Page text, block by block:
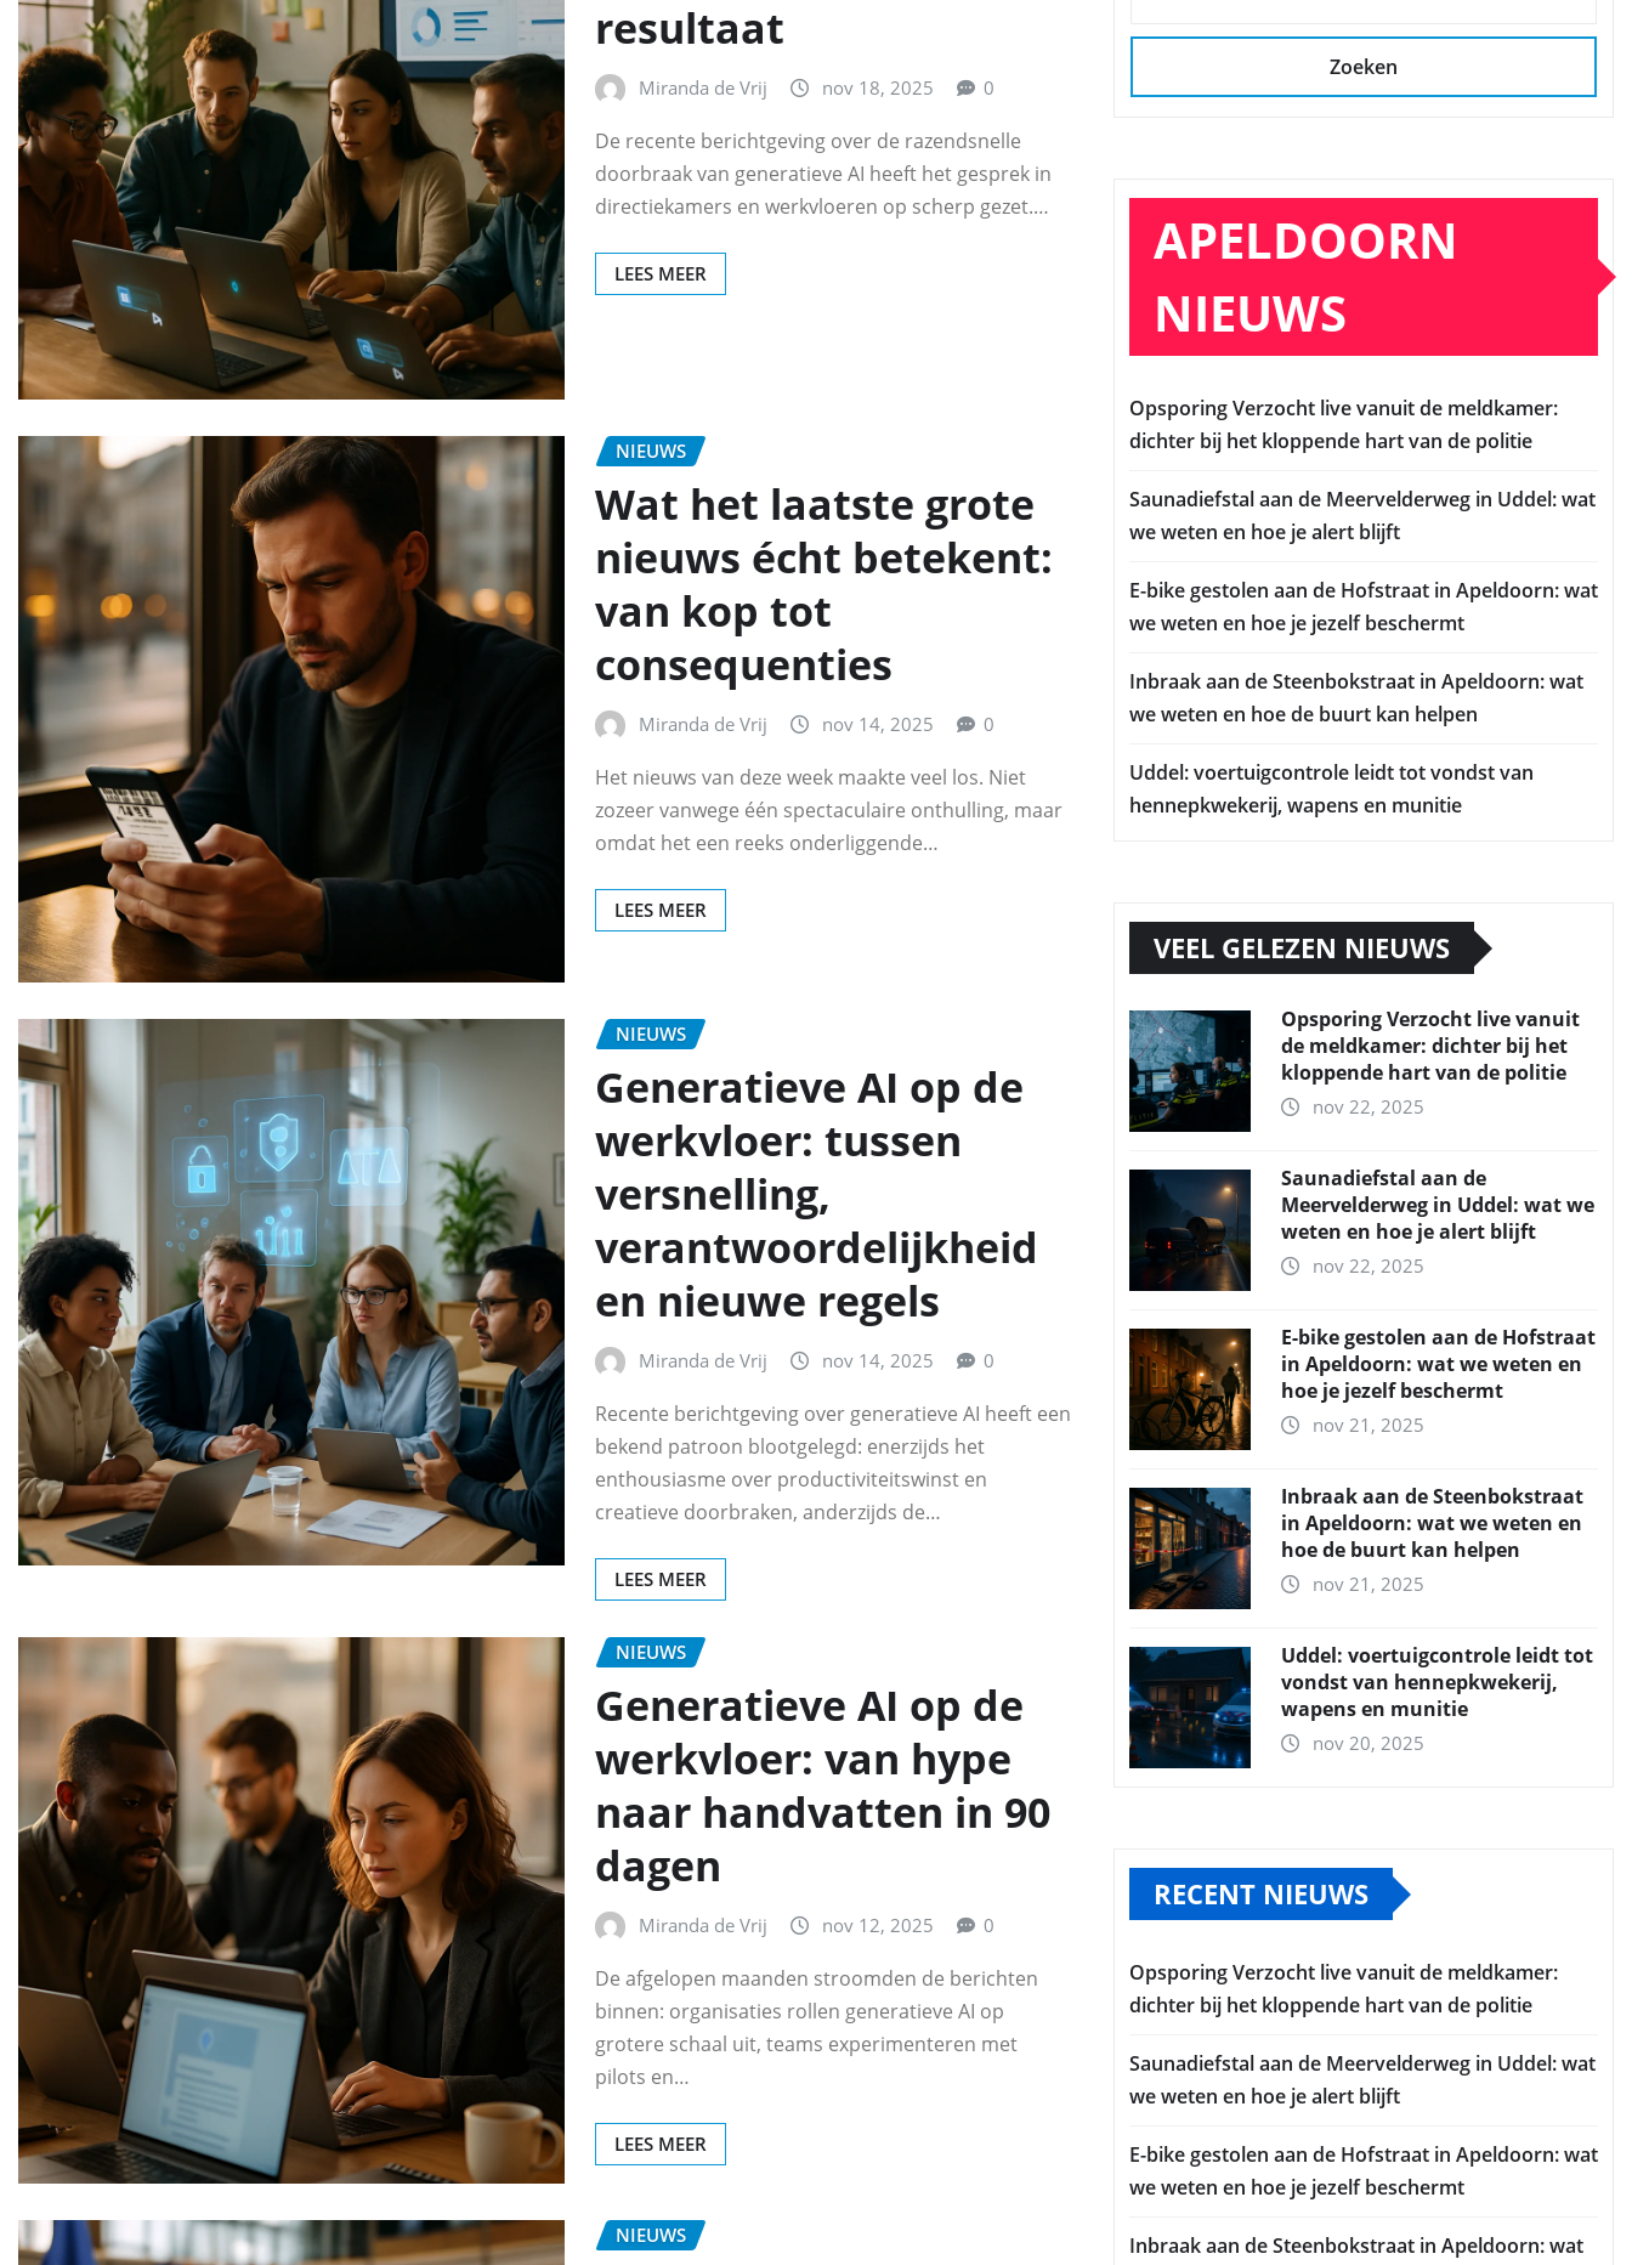
resultaat
Miranda de Vrij nov 18, 2025 0
De recente berichtgeving over de razendsnelle
doorbraak van generatieve AI heeft het gesprek in
directiekamers en werkvloeren op scherp gezet.…
LEES MEER
NIEUWS
Wat het laatste grote
nieuws écht betekent:
van kop tot
consequenties
Miranda de Vrij nov 14, 2025 0
Het nieuws van deze week maakte veel los. Niet
zozeer vanwege één spectaculaire onthulling, maar
omdat het een reeks onderliggende…
LEES MEER
NIEUWS
Generatieve AI op de
werkvloer: tussen
versnelling,
verantwoordelijkheid
en nieuwe regels
Miranda de Vrij nov 14, 2025 0
Recente berichtgeving over generatieve AI heeft een
bekend patroon blootgelegd: enerzijds het
enthousiasme over productiviteitswinst en
creatieve doorbraken, anderzijds de…
LEES MEER
NIEUWS
Generatieve AI op de
werkvloer: van hype
naar handvatten in 90
dagen
Miranda de Vrij nov 12, 2025 0
De afgelopen maanden stroomden de berichten
binnen: organisaties rollen generatieve AI op
grotere schaal uit, teams experimenteren met
pilots en…
LEES MEER
NIEUWS
Zoeken
APELDOORN
NIEUWS
Opsporing Verzocht live vanuit de meldkamer:
dichter bij het kloppende hart van de politie
Saunadiefstal aan de Meervelderweg in Uddel: wat
we weten en hoe je alert blijft
E-bike gestolen aan de Hofstraat in Apeldoorn: wat
we weten en hoe je jezelf beschermt
Inbraak aan de Steenbokstraat in Apeldoorn: wat
we weten en hoe de buurt kan helpen
Uddel: voertuigcontrole leidt tot vondst van
hennepkwekerij, wapens en munitie
VEEL GELEZEN NIEUWS
Opsporing Verzocht live vanuit
de meldkamer: dichter bij het
kloppende hart van de politie
nov 22, 2025
Saunadiefstal aan de
Meervelderweg in Uddel: wat we
weten en hoe je alert blijft
nov 22, 2025
E-bike gestolen aan de Hofstraat
in Apeldoorn: wat we weten en
hoe je jezelf beschermt
nov 21, 2025
Inbraak aan de Steenbokstraat
in Apeldoorn: wat we weten en
hoe de buurt kan helpen
nov 21, 2025
Uddel: voertuigcontrole leidt tot
vondst van hennepkwekerij,
wapens en munitie
nov 20, 2025
RECENT NIEUWS
Opsporing Verzocht live vanuit de meldkamer:
dichter bij het kloppende hart van de politie
Saunadiefstal aan de Meervelderweg in Uddel: wat
we weten en hoe je alert blijft
E-bike gestolen aan de Hofstraat in Apeldoorn: wat
we weten en hoe je jezelf beschermt
Inbraak aan de Steenbokstraat in Apeldoorn: wat